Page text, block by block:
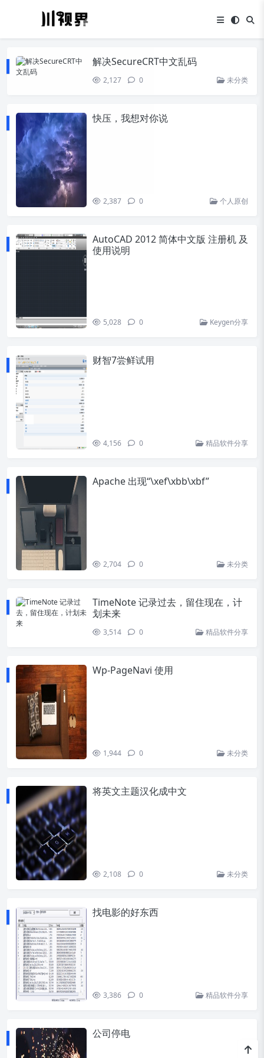
解决SecureCRT中文乱码
2,127 0 未分类
快压，我想对你说
2,387 0 个人原创
AutoCAD 2012 简体中文版 注册机 及
使用说明
5,028 0 Keygen分享
财智7尝鲜试用
4,156 0 精品软件分享
Apache 出现“\xef\xbb\xbf”
2,704 0 未分类
TimeNote 记录过去，留住现在，计
划未来
3,514 0 精品软件分享
Wp-PageNavi 使用
1,944 0 未分类
将英文主题汉化成中文
2,108 0 未分类
找电影的好东西
3,386 0 精品软件分享
公司停电